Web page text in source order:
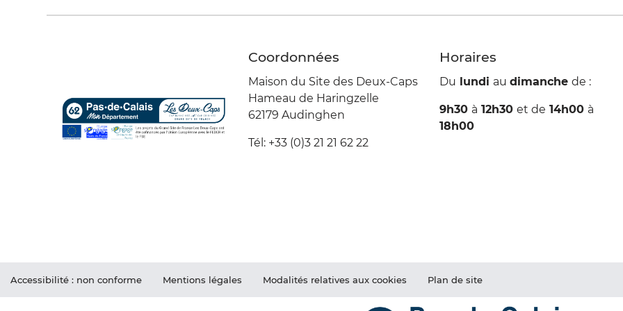
Coordonnées
Maison du Site des Deux-Caps
Hameau de Haringzelle
62179 Audinghen
Tél: +33 (0)3 21 21 62 22
Horaires
Du lundi audimanchede :
9h30 à 12h30et de 14h00 à
18h00
Accessibilité : non conforme Mentions légales Modalités relatives aux cookies Plan de site